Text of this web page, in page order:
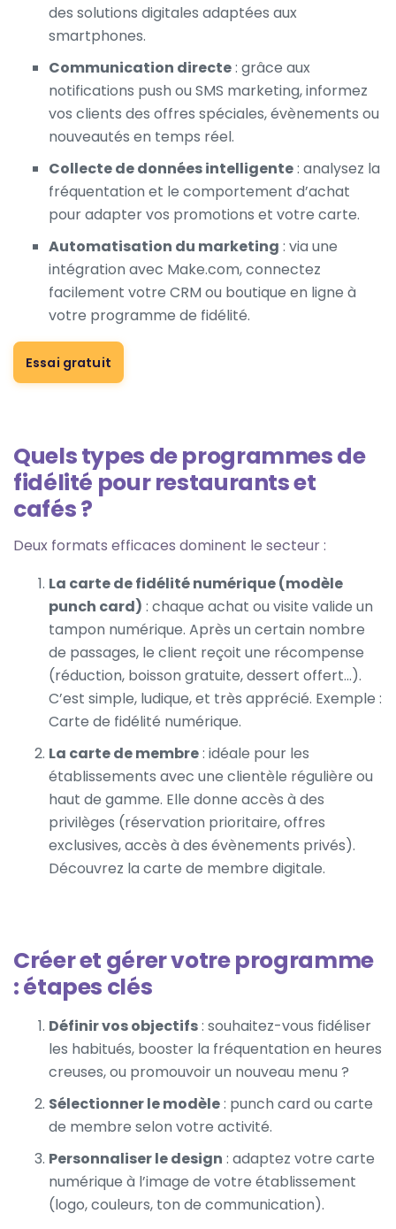
des solutions digitales adaptées aux
smartphones.
Communication directe: grâce aux
notifications push ou SMS marketing, informez
vos clients des offres spéciales, évènements ou
nouveautés en temps réel.
Collecte de données intelligente: analysez la
fréquentation et le comportement d’achat
pour adapter vos promotions et votre carte.
Automatisation du marketing : via une
intégration avec Make.com, connectez
facilement votre CRM ou boutique en ligne à
votre programme de fidélité.
Essai gratuit
Quels types de programmes de
fidélité pour restaurants et
cafés ?
Deux formats efficaces dominent le secteur :
La carte de fidélité numérique (modèle
punch card) : chaque achat ou visite valide un
tampon numérique. Après un certain nombre
de passages, le client reçoit une récompense
(réduction, boisson gratuite, dessert offert...).
C’est simple, ludique, et très apprécié. Exemple :
Carte de fidélité numérique.
La carte de membre: idéale pour les
établissements avec une clientèle régulière ou
haut de gamme. Elle donne accès à des
privilèges (réservation prioritaire, offres
exclusives, accès à des évènements privés).
Découvrez la carte de membre digitale.
Créer et gérer votre programme
: étapes clés
Définir vos objectifs: souhaitez-vous fidéliser
les habitués, booster la fréquentation en heures
creuses, ou promouvoir un nouveau menu ?
Sélectionner le modèle: punch card ou carte
de membre selon votre activité.
Personnaliser le design : adaptez votre carte
numérique à l’image de votre établissement
(logo, couleurs, ton de communication).